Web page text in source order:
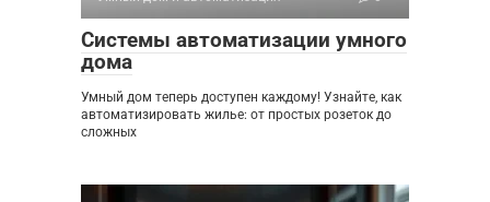
Системы автоматизации умного
дома
Умный дом теперь доступен каждому! Узнайте, как
автоматизировать жилье: от простых розеток до
сложных